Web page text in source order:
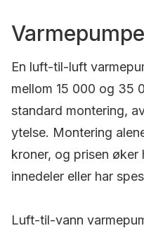
En luft-til-luft
mellom 15 000 og 35
standard montering,
ytelse. Montering
kroner, og prisen
innedeler eller har
Luft-til-vann